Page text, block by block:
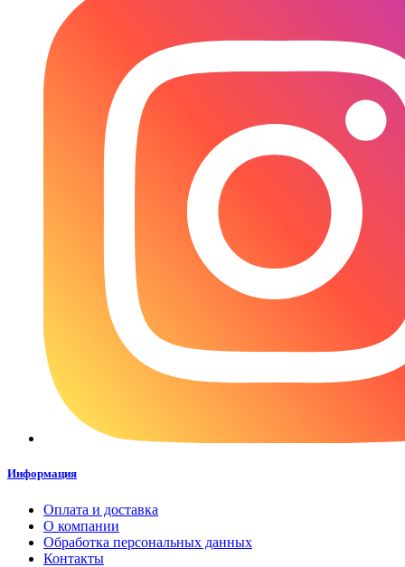
Информация
Оплата и доставка
О компании
Обработка персональных данных
Контакты